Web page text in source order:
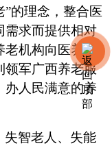
”的理念，整合医
需求而提供相对
老机构向医养融
领军广西养老服
办人民满意的养
失智老人、失能